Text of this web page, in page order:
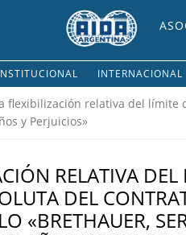
INTERNACIONAL
flexibilización relativa del límite
y Perjuicios»
RELATIVA
DEL
«BRETHAUER,